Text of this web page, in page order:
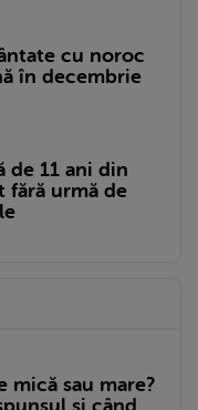
cu noroc
în decembrie
de 11 ani din
fără urmă de
mică sau mare?
și când